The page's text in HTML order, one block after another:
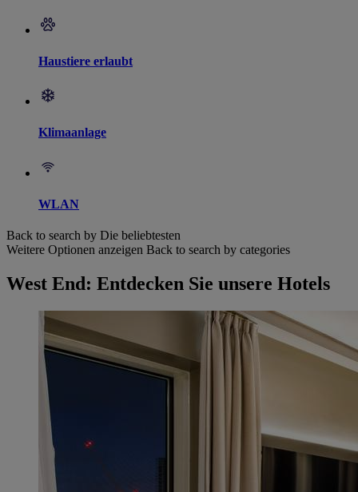
Haustiere erlaubt
Klimaanlage
WLAN
Back to search by Die beliebtesten
Weitere Optionen anzeigen Back to search by categories
West End: Entdecken Sie unsere Hotels